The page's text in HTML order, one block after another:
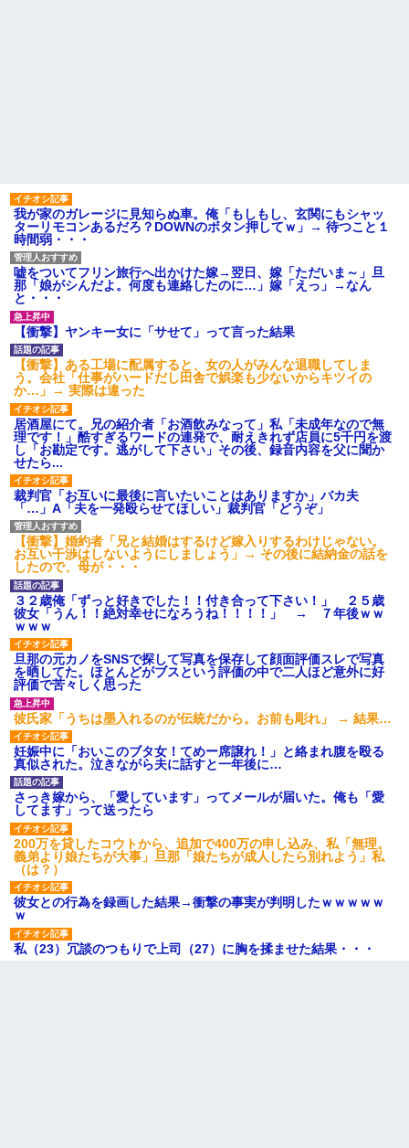
我が家のガレージに見知らぬ車。俺「もしもし、玄関にもシャッ
ターリモコンあるだろ？DOWNのボタン押してｗ」→ 待つこと１
時間弱・・・
嘘をついてフリン旅行へ出かけた嫁→翌日、嫁「ただいま～」旦
那「娘がシんだよ。何度も連絡したのに…」嫁「えっ」→なん
と・・・
【衝撃】ヤンキー女に「サせて」って言った結果
【衝撃】ある工場に配属すると、女の人がみんな退職してしま
う。会社「仕事がハードだし田舎で娯楽も少ないからキツイの
か…」→ 実際は違った
居酒屋にて。兄の紹介者「お酒飲みなって」私「未成年なので無
理です！」酷すぎるワードの連発で、耐えきれず店員に5千円を渡
し「お勘定です。逃がして下さい」その後、録音内容を父に聞か
せたら...
裁判官「お互いに最後に言いたいことはありますか」バカ夫
「…」A「夫を一発殴らせてほしい」裁判官「どうぞ」
【衝撃】婚約者「兄と結婚はするけど嫁入りするわけじゃない。
お互い干渉はしないようにしましょう」→ その後に結納金の話を
したので、母が・・・
３２歳俺「ずっと好きでした！！付き合って下さい！」 ２５歳
彼女「うん！！絶対幸せになろうね！！！！」 → ７年後ｗｗ
ｗｗｗ
旦那の元カノをSNSで探して写真を保存して顔面評価スレで写真
を晒してた。ほとんどがブスという評価の中で二人ほど意外に好
評価で苦々しく思った
彼氏家「うちは墨入れるのが伝統だから。お前も彫れ」 → 結果…
妊娠中に「おいこのブタ女！てめー席譲れ！」と絡まれ腹を殴る
真似された。泣きながら夫に話すと一年後に…
さっき嫁から、「愛しています」ってメールが届いた。俺も「愛
してます」って送ったら
200万を貸したコウトから、追加で400万の申し込み、私「無理。
義弟より娘たちが大事」旦那「娘たちが成人したら別れよう」私
（は？）
彼女との行為を録画した結果→衝撃の事実が判明したｗｗｗｗｗ
ｗ
私（23）冗談のつもりで上司（27）に胸を揉ませた結果・・・